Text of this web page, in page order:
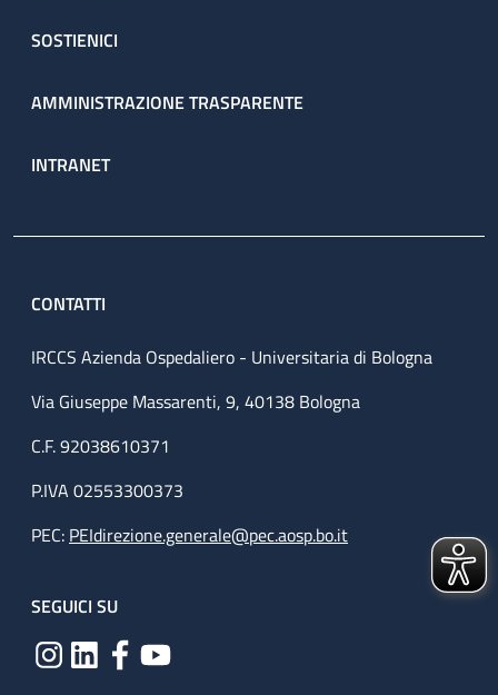
SOSTIENICI
AMMINISTRAZIONE TRASPARENTE
INTRANET
CONTATTI
IRCCS Azienda Ospedaliero - Universitaria di Bologna
Via Giuseppe Massarenti, 9, 40138 Bologna
C.F. 92038610371
P.IVA 02553300373
PEC: PEIdirezione.generale@pec.aosp.bo.it
SEGUICI SU